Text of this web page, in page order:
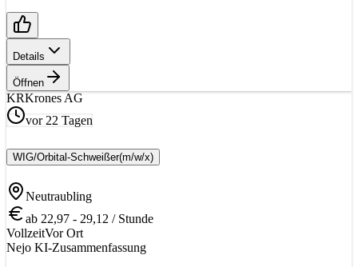
Details
Öffnen
KRKrones AG
vor 22 Tagen
WIG/Orbital-Schweißer(m/w/x)
Neutraubling
ab 22,97 - 29,12 / Stunde
VollzeitVor Ort
Nejo KI-Zusammenfassung